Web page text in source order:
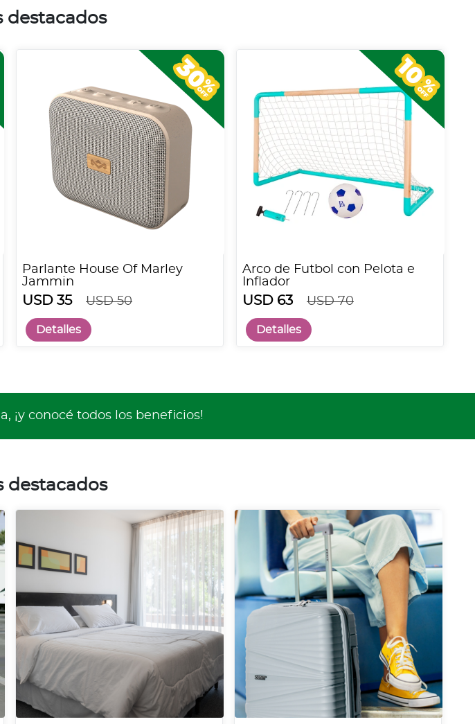
destacados
Parlante House Of Marley
Jammin
USD 35 USD 50
Detalles
Arco de Futbol con Pelota e
Inflador
USD 63 USD 70
Detalles
¡y conocé todos los beneficios!
destacados